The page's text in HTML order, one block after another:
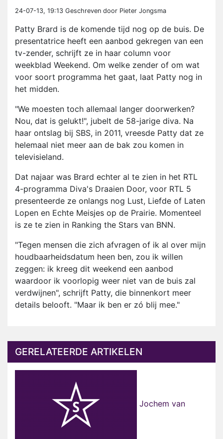
24-07-13, 19:13 Geschreven door Pieter Jongsma
Patty Brard is de komende tijd nog op de buis. De
presentatrice heeft een aanbod gekregen van een
tv-zender, schrijft ze in haar column voor
weekblad Weekend. Om welke zender of om wat
voor soort programma het gaat, laat Patty nog in
het midden.
"We moesten toch allemaal langer doorwerken?
Nou, dat is gelukt!", jubelt de 58-jarige diva. Na
haar ontslag bij SBS, in 2011, vreesde Patty dat ze
helemaal niet meer aan de bak zou komen in
televisieland.
Dat najaar was Brard echter al te zien in het RTL
4-programma Diva's Draaien Door, voor RTL 5
presenteerde ze onlangs nog Lust, Liefde of Laten
Lopen en Echte Meisjes op de Prairie. Momenteel
is ze te zien in Ranking the Stars van BNN.
"Tegen mensen die zich afvragen of ik al over mijn
houdbaarheidsdatum heen ben, zou ik willen
zeggen: ik kreeg dit weekend een aanbod
waardoor ik voorlopig weer niet van de buis zal
verdwijnen", schrijft Patty, die binnenkort meer
details belooft. "Maar ik ben er zó blij mee."
GERELATEERDE ARTIKELEN
Jochem van